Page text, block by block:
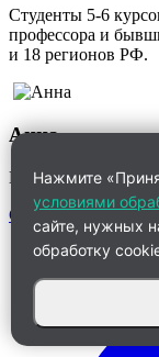
Студенты 5-6
профессора и
и 18 регионов РФ.
Анна
Менеджер по
Связаться
Нажмите
условиями
сайте, нужных
обработку